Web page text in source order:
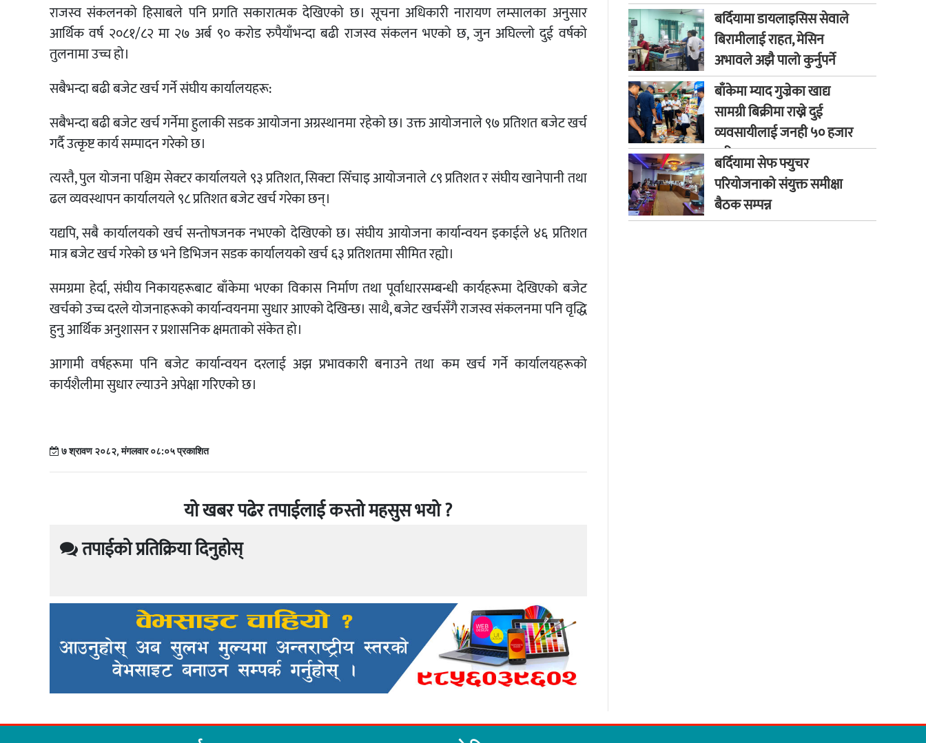
राजस्व संकलनको हिसाबले पनि प्रगति सकारात्मक देखिएको छ। सूचना अधिकारी नारायण लम्सालका अनुसार
आर्थिक वर्ष २०८१/८२ मा २७ अर्ब ९० करोड रुपैयाँभन्दा बढी राजस्व संकलन भएको छ, जुन अघिल्लो दुई वर्षको
तुलनामा उच्च हो।
सबैभन्दा बढी बजेट खर्च गर्ने संघीय कार्यालयहरू:
सबैभन्दा बढी बजेट खर्च गर्नेमा हुलाकी सडक आयोजना अग्रस्थानमा रहेको छ। उक्त आयोजनाले ९७ प्रतिशत बजेट खर्च
गर्दै उत्कृष्ट कार्य सम्पादन गरेको छ।
त्यस्तै, पुल योजना पश्चिम सेक्टर कार्यालयले ९३ प्रतिशत, सिक्टा सिँचाइ आयोजनाले ८९ प्रतिशत र संघीय खानेपानी तथा
ढल व्यवस्थापन कार्यालयले ९८ प्रतिशत बजेट खर्च गरेका छन्।
यद्यपि, सबै कार्यालयको खर्च सन्तोषजनक नभएको देखिएको छ। संघीय आयोजना कार्यान्वयन इकाईले ४६ प्रतिशत
मात्र बजेट खर्च गरेको छ भने डिभिजन सडक कार्यालयको खर्च ६३ प्रतिशतमा सीमित रह्यो।
समग्रमा हेर्दा, संघीय निकायहरूबाट बाँकेमा भएका विकास निर्माण तथा पूर्वाधारसम्बन्धी कार्यहरूमा देखिएको बजेट
खर्चको उच्च दरले योजनाहरूको कार्यान्वयनमा सुधार आएको देखिन्छ। साथै, बजेट खर्चसँगै राजस्व संकलनमा पनि वृद्धि
हुनु आर्थिक अनुशासन र प्रशासनिक क्षमताको संकेत हो।
आगामी वर्षहरूमा पनि बजेट कार्यान्वयन दरलाई अझ प्रभावकारी बनाउने तथा कम खर्च गर्ने कार्यालयहरूको
कार्यशैलीमा सुधार ल्याउने अपेक्षा गरिएको छ।
७ श्रावण २०८२, मंगलवार ०८:०५ प्रकाशित
यो खबर पढेर तपाईलाई कस्तो महसुस भयो ?
तपाईको प्रतिक्रिया दिनुहोस्
बर्दियामा डायलाइसिस सेवाले
बिरामीलाई राहत, मेसिन
अभावले अझै पालो कुर्नुपर्ने
बाध्यता
बाँकेमा म्याद गुज्रेका खाद्य
सामग्री बिक्रीमा राख्ने दुई
व्यवसायीलाई जनही ५० हजार
जरिवाना
बर्दियामा सेफ फ्युचर
परियोजनाको संयुक्त समीक्षा
बैठक सम्पन्न